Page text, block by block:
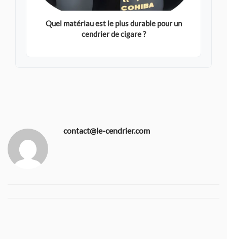
Quel matériau est le plus durable pour un
cendrier de cigare ?
contact@le-cendrier.com